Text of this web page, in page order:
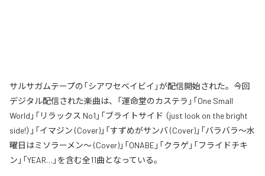
サルサガムテープの「シアワセベイビイ」が配信開始された。今回
デジタル配信された楽曲は、「運命堂のカステラ」「One Small
World」「リラックス No1」「ブライトサイド （just look on the bright
side!）」「イマジン (Cover)」「すずめがサンバ (Cover)」「バラバラ〜水
曜日はミソラーメン〜 (Cover)」「ONABE」「クラゲ」「フライドチキ
ン」「YEAR…」を含む全11曲となっている。